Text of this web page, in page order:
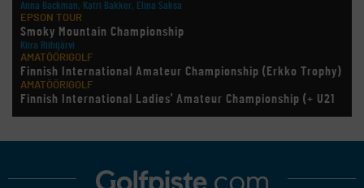
Anna Backman, Katri Bakker, Elina Saksa
EPSON TOUR
Smoky Mountain Championship
Kiira Riihijärvi
AMATÖÖRIGOLF
Finnish International Amateur Championship (Erkko Trophy)
AMATÖÖRIGOLF
Finnish International Ladies' Amateur Championship (+ U21
ja U18/FJT/Aulanko)
Pinnacle Bank Championship
Staysure PGA Seniors Championship